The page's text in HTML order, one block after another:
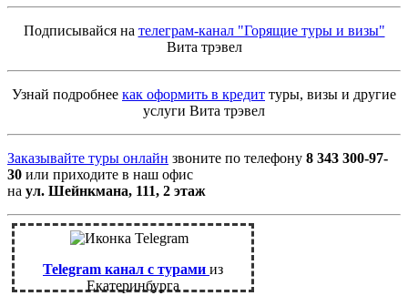
Подписывайся на телеграм-канал "Горящие туры и визы"
Вита трэвел
Узнай подробнее как оформить в кредит туры, визы и другие
услуги Вита трэвел
Заказывайте туры онлайн звоните по телефону 8 343 300-97-
30 или приходите в наш офис
на ул. Шейнкмана, 111, 2 этаж
Telegram канал с турами из
Екатеринбурга